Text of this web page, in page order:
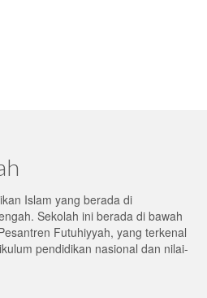
Islam yang berada di
Sekolah ini berada di bawah
Futuhiyyah, yang terkenal
pendidikan nasional dan nilai-